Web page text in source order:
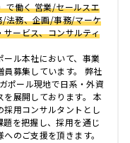
で働く 営業/セールスエ
法務、企画/事務/マーケ
ービス、コンサルティ
ール本社において、事業
募集しています。 弊社
ポール現地で日系・外資
展開しております。 本
用コンサルタントとし
を把握し、採用を通じ
のご支援を頂きます。